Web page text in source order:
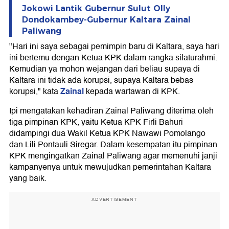
Jokowi Lantik Gubernur Sulut Olly
Dondokambey-Gubernur Kaltara Zainal
Paliwang
"Hari ini saya sebagai pemimpin baru di Kaltara, saya hari
ini bertemu dengan Ketua KPK dalam rangka silaturahmi.
Kemudian ya mohon wejangan dari beliau supaya di
Kaltara ini tidak ada korupsi, supaya Kaltara bebas
korupsi," kataZainalkepada wartawan di KPK.
Ipi mengatakan kehadiran Zainal Paliwang diterima oleh
tiga pimpinan KPK, yaitu Ketua KPK Firli Bahuri
didampingi dua Wakil Ketua KPK Nawawi Pomolango
dan Lili Pontauli Siregar. Dalam kesempatan itu pimpinan
KPK mengingatkan Zainal Paliwang agar memenuhi janji
kampanyenya untuk mewujudkan pemerintahan Kaltara
yang baik.
ADVERTISEMENT